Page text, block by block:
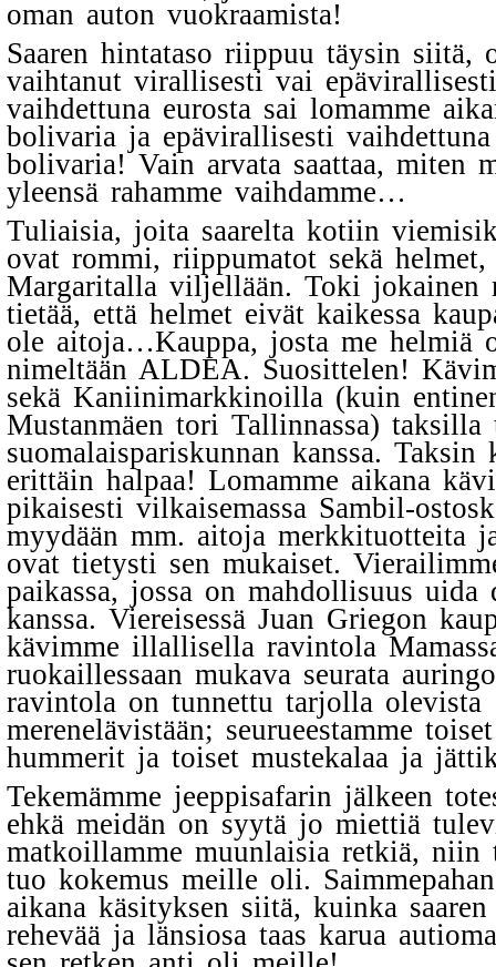
oman auton vuokraamista!
Saaren hintataso riippuu täysin siitä,
vaihtanut virallisesti vai
vaihdettuna eurosta sai lomamme
bolivaria ja epävirallisesti
bolivaria! Vain arvata saattaa, miten
yleensä rahamme vaihdamme…
Tuliaisia, joita saarelta kotiin
ovat rommi, riippumatot sekä
Margaritalla viljellään. Toki jokainen
tietää, että helmet eivät kaikessa
ole aitoja…Kauppa, josta me helmiä
nimeltään ALDEA. Suosittelen!
sekä Kaniinimarkkinoilla (kuin
Mustanmäen tori Tallinnassa) taksilla
suomalaispariskunnan kanssa. Taksin
erittäin halpaa! Lomamme aikana
pikaisesti vilkaisemassa Sambil-
myydään mm. aitoja merkkituotteita
ovat tietysti sen mukaiset.
paikassa, jossa on mahdollisuus uida
kanssa. Viereisessä Juan Griegon
kävimme illallisella ravintola
ruokaillessaan mukava seurata
ravintola on tunnettu tarjolla olevista
merenelävistään; seurueestamme
hummerit ja toiset mustekalaa ja
Tekemämme jeeppisafarin jälkeen
ehkä meidän on syytä jo miettiä
matkoillamme muunlaisia retkiä, niin
tuo kokemus meille oli.
aikana käsityksen siitä, kuinka
rehevää ja länsiosa taas karua